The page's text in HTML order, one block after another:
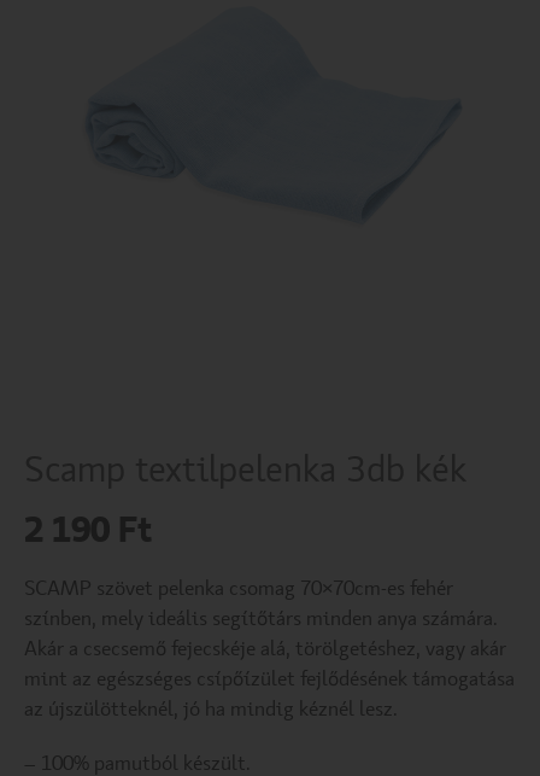
2 190 Ft
SCAMP szövet pelenka csomag 70×70cm-es fehér
színben, mely ideális segítőtárs minden anya számára.
Akár a csecsemő fejecskéje alá, törölgetéshez, vagy akár
mint az egészséges csípőízület fejlődésének támogatása
az újszülötteknél, jó ha mindig kéznél lesz.
– 100% pamutból készült.